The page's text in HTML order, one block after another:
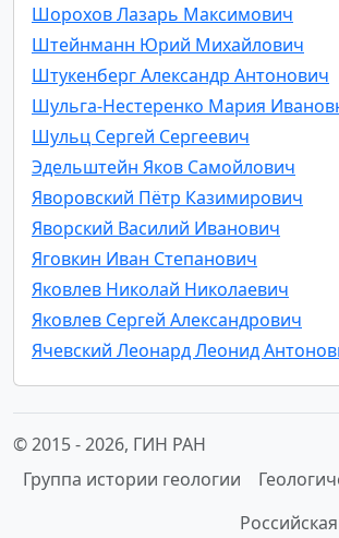
Шорохов Лазарь Максимович
Штейнманн Юрий Михайлович
Штукенберг Александр Антонович
Шульга-Нестеренко Мария
Шульц Сергей Сергеевич
Эдельштейн Яков Самойлович
Яворовский Пётр Казимирович
Яворский Василий Иванович
Яговкин Иван Степанович
Яковлев Николай Николаевич
Яковлев Сергей Александрович
Ячевский Леонард Леонид
© 2015 -2026, ГИН РАН
Группа истории геологии